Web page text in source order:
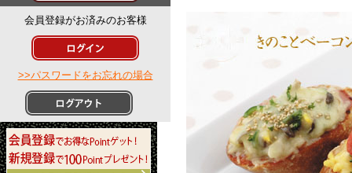
会員登録がお済みのお客様
>>パスワードをお忘れの場合